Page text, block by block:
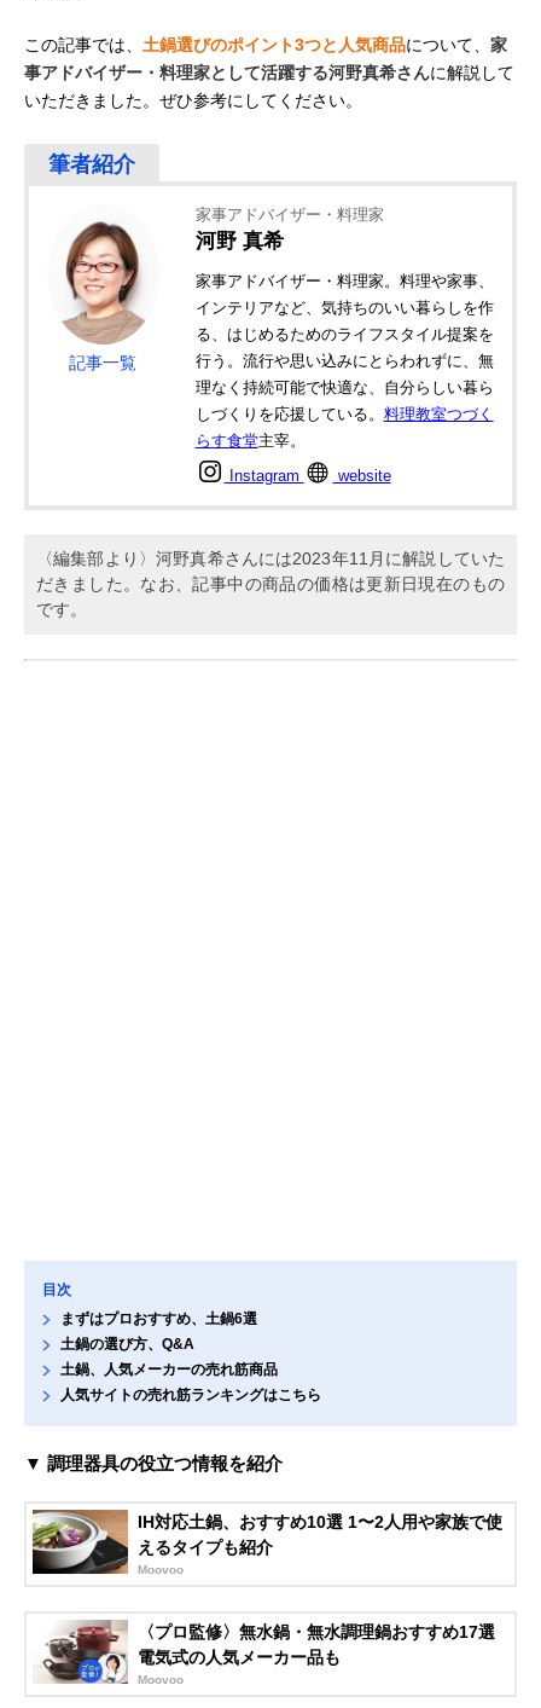
この記事では、 土鍋選びのポイント3つと人気商品について、 家
事アドバイザー・料理家として活躍する河野真希さんに解説して
いただきました。ぜひ参考にしてください。
記事一覧
家事アドバイザー・料理家
河野 真希
家事アドバイザー・料理家。料理や家事、
インテリアなど、気持ちのいい暮らしを作
る、はじめるためのライフスタイル提案を
行う。流行や思い込みにとらわれずに、無
理なく持続可能で快適な、自分らしい暮ら
しづくりを応援している。 料理教室つづく
らす食堂主宰。
Instagram website
〈編集部より〉河野真希さんには2023年11月に解説していた
だきました。なお、記事中の商品の価格は更新日現在のもの
です。
目次
まずはプロおすすめ、土鍋6選
土鍋の選び方、Q&A
土鍋、人気メーカーの売れ筋商品
人気サイトの売れ筋ランキングはこちら
▼ 調理器具の役立つ情報を紹介
IH対応土鍋、おすすめ10選 1〜2人用や家族で使
えるタイプも紹介
Moovoo
〈プロ監修〉無水鍋・無水調理鍋おすすめ17選
電気式の人気メーカー品も
Moovoo